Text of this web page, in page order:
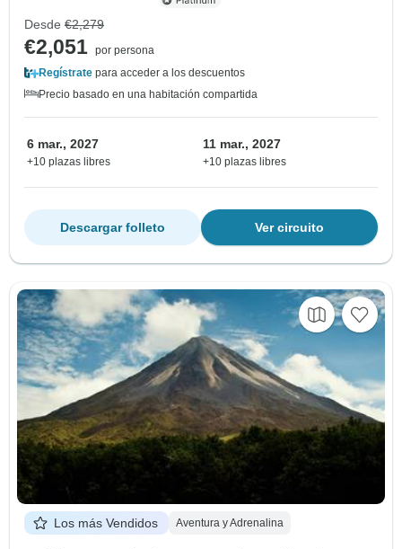
Desde €2,279
€2,051 por persona
Regístrate para acceder a los descuentos
Precio basado en una habitación compartida
6 mar., 2027
+10 plazas libres
11 mar., 2027
+10 plazas libres
Ver circuito
Descargar folleto
Los más Vendidos Aventura y Adrenalina